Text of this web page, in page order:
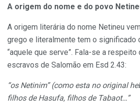
A origem do nome e do povo
A origem literária do nome Netineu
grego e literalmente tem o significado
“aquele que serve”. Fala-se a
escravos de Salomão em Esd 2.43:
“os Netinim” (como esta no original
filhos de Hasufa, filhos de Tabaot…”